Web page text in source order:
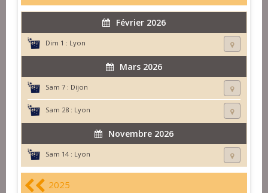
Février 2026
Dim 1 : Lyon
Mars 2026
Sam 7 : Dijon
Sam 28 : Lyon
Novembre 2026
Sam 14 : Lyon
2025